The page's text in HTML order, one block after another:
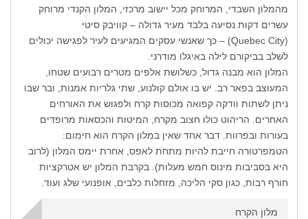
מהמלון השבדי, המרוחק מכל יישוב מרכזי, המלון הקנדי מרוחק
עשרים דקות נסיעה בלבד מעיר גדולה – קוויבק סיטי
(Quebec City) – כך שאנשי עסקים המגיעים לעיר לפגישה יכולים
לשלב בביקורם לילה באיגלו מודרני.
המלון הוא מבנה גדול, כשלושת אלפים מטרים רבועים שטחו,
המעוצב בפאר רב. יש בו אולם קולנוע, שתי גלריות אמנות, ובר שבו
ניתן לשתות וודקה קפואה מכוסות קרח ולפגוש את האורחים
האחרים. הריהוט כולו חצוב מקרח, המיטות והכסאות מרופדים
בעורות ובפרוות. דבר אחד שאין במלון הקרח הוא חימום:
הטמפרטורה חייבת להיות מתחת לאפס, אחרת יימס המלון (לרוב
היא בסביבות מינוס חמש מעלות). בקרבת המלון יש אטרקציות
חורף רבות, כגון סקי הליכה, מזחלות כלבים, אופנועי שלג ועוד.
מלון הקרח